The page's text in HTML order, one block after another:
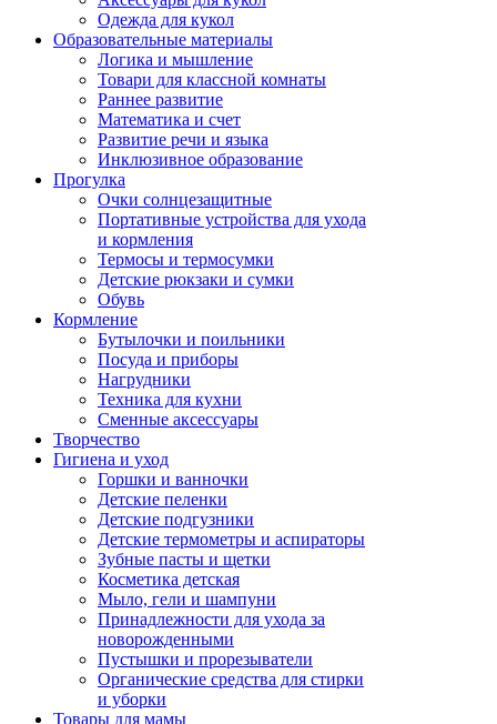
Одежда для кукол
Образовательные материалы
Логика и мышление
Товари для классной комнаты
Раннее развитие
Математика и счет
Развитие речи и языка
Инклюзивное образование
Прогулка
Очки солнцезащитные
Портативные устройства для ухода
и кормления
Термосы и термосумки
Детские рюкзаки и сумки
Обувь
Кормление
Бутылочки и поильники
Посуда и приборы
Нагрудники
Техника для кухни
Сменные аксессуары
Творчество
Гигиена и уход
Горшки и ванночки
Детские пеленки
Детские подгузники
Детские термометры и аспираторы
Зубные пасты и щетки
Косметика детская
Мыло, гели и шампуни
Принадлежности для ухода за
новорожденными
Пустышки и прорезыватели
Органические средства для стирки
и уборки
Товары для мамы